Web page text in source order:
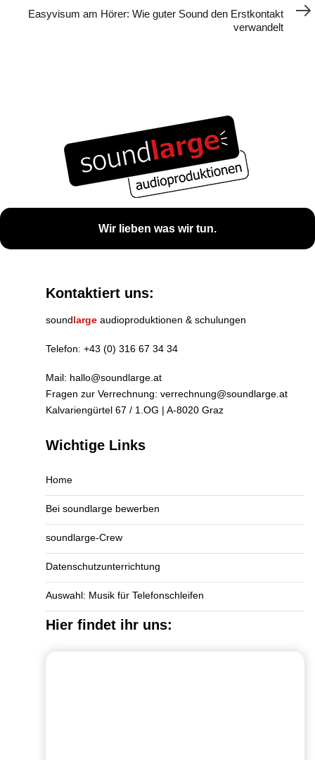
Artikel
Easyvisum am Hörer: Wie guter Sound den Erstkontakt
verwandelt
Wir lieben was wir tun.
Kontaktiert uns:
soundlarge audioproduktionen & schulungen
Telefon: +43 (0) 316 67 34 34
Mail: hallo@soundlarge.at
Fragen zur Verrechnung: verrechnung@soundlarge.at
Kalvariengürtel 67 / 1.OG | A-8020 Graz
Wichtige Links
Home
Bei soundlarge bewerben
soundlarge-Crew
Datenschutzunterrichtung
Auswahl: Musik für Telefonschleifen
Hier findet ihr uns: